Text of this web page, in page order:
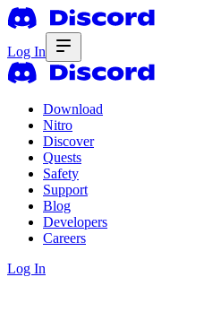
Log In
Download
Nitro
Discover
Quests
Safety
Support
Blog
Developers
Careers
Log In